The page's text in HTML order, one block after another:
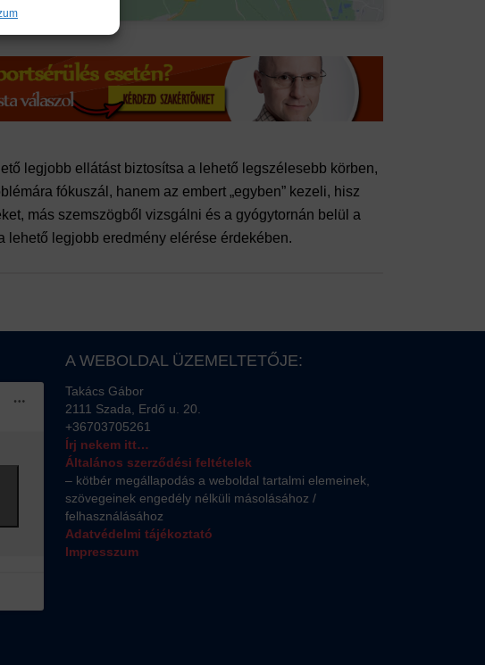
legjobb ellátást biztosítsa a lehető legszélesebb körben,
fókuszál, hanem az embert „egyben” kezeli, hisz
más szemszögből vizsgálni és a gyógytornán belül a
lehető legjobb eredmény elérése érdekében.
A WEBOLDAL ÜZEMELTETŐJE:
Takács Gábor
2111 Szada, Erdő u. 20.
+36703705261
Írj nekem itt…
Általános szerződési feltételek
– kötbér megállapodás a weboldal tartalmi elemeinek,
szövegeinek engedély nélküli másolásához /
felhasználásához
Adatvédelmi tájékoztató
Impresszum